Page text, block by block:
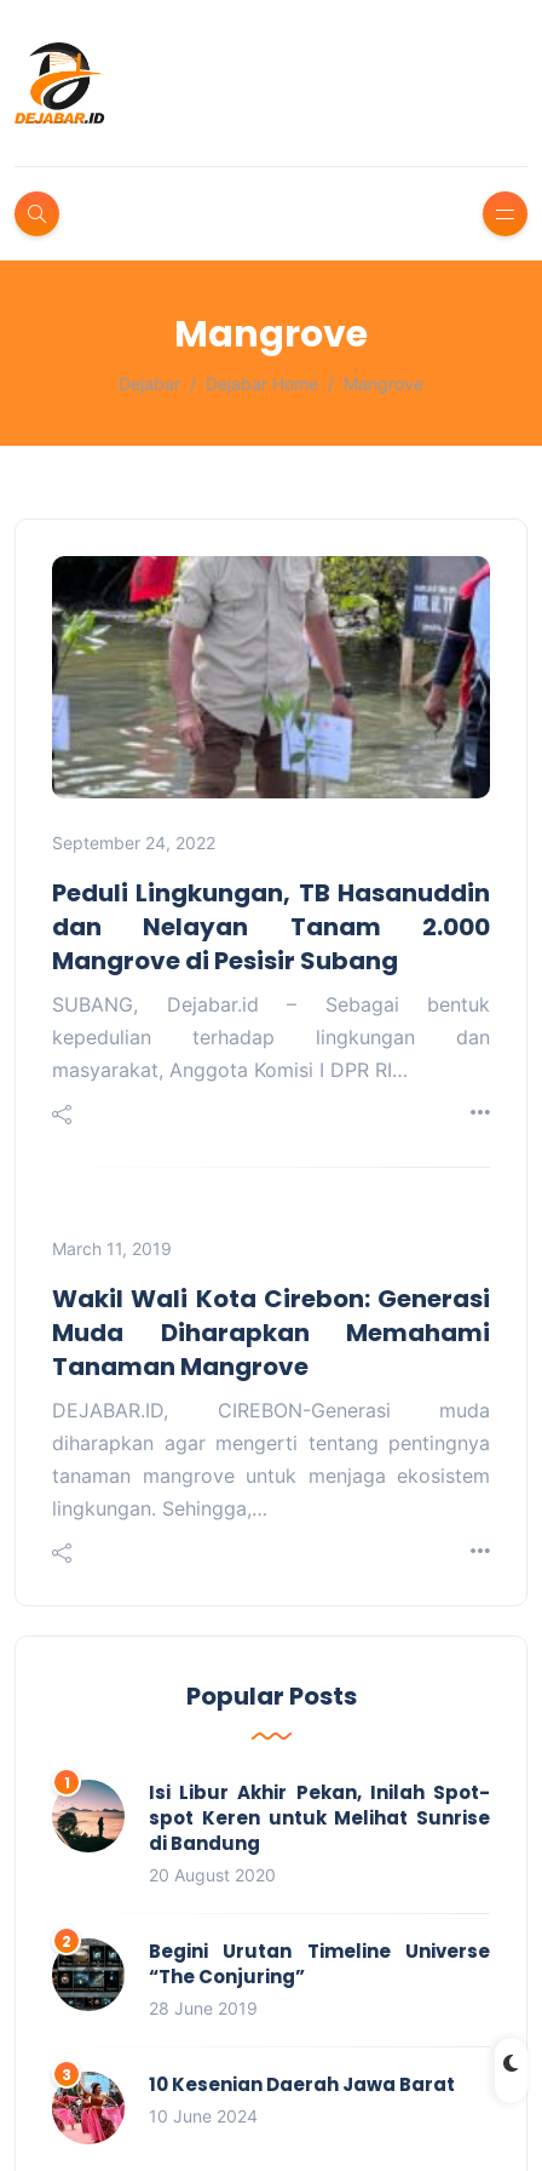
Mangrove
Dejabar Dejabar Home Mangrove
September 24, 2022
Peduli Lingkungan, TB Hasanuddin
dan Nelayan Tanam 2.000
Mangrove di Pesisir Subang
SUBANG, Dejabar.id – Sebagai bentuk
kepedulian terhadap lingkungan dan
masyarakat, Anggota Komisi I DPR RI…
March 11, 2019
Wakil Wali Kota Cirebon: Generasi
Muda Diharapkan Memahami
Tanaman Mangrove
DEJABAR.ID, CIREBON-Generasi muda
diharapkan agar mengerti tentang pentingnya
tanaman mangrove untuk menjaga ekosistem
lingkungan. Sehingga,…
Popular Posts
Isi Libur Akhir Pekan, Inilah Spot-
spot Keren untuk Melihat Sunrise
di Bandung
20 August 2020
Begini Urutan Timeline Universe
“The Conjuring”
28 June 2019
10 Kesenian Daerah Jawa Barat
10 June 2024